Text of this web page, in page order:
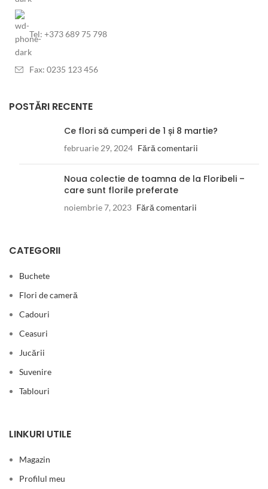
Tel: +373 689 75 798
Fax: 0235 123 456
POSTĂRI RECENTE
Ce flori să cumperi de 1 și 8 martie?
februarie 29, 2024 Fără comentarii
Noua colectie de toamna de la Floribeli –
care sunt florile preferate
noiembrie 7, 2023 Fără comentarii
CATEGORII
Buchete
Flori de cameră
Cadouri
Ceasuri
Jucării
Suvenire
Tablouri
LINKURI UTILE
Magazin
Profilul meu